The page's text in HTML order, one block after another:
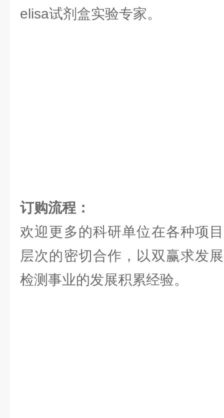
elisa试剂盒实验专家。
订购流程：
欢迎更多的科研单位在各种项
层次的密切合作，以双赢求发
检测事业的发展积累经验。